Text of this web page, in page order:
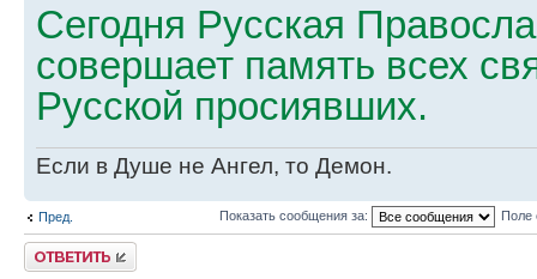
Сегодня Русская
совершает память всех
Русской просиявших.
Если в Душе не Ангел, то Демон.
Пред. Показать сообщения за: Поле
Ответить